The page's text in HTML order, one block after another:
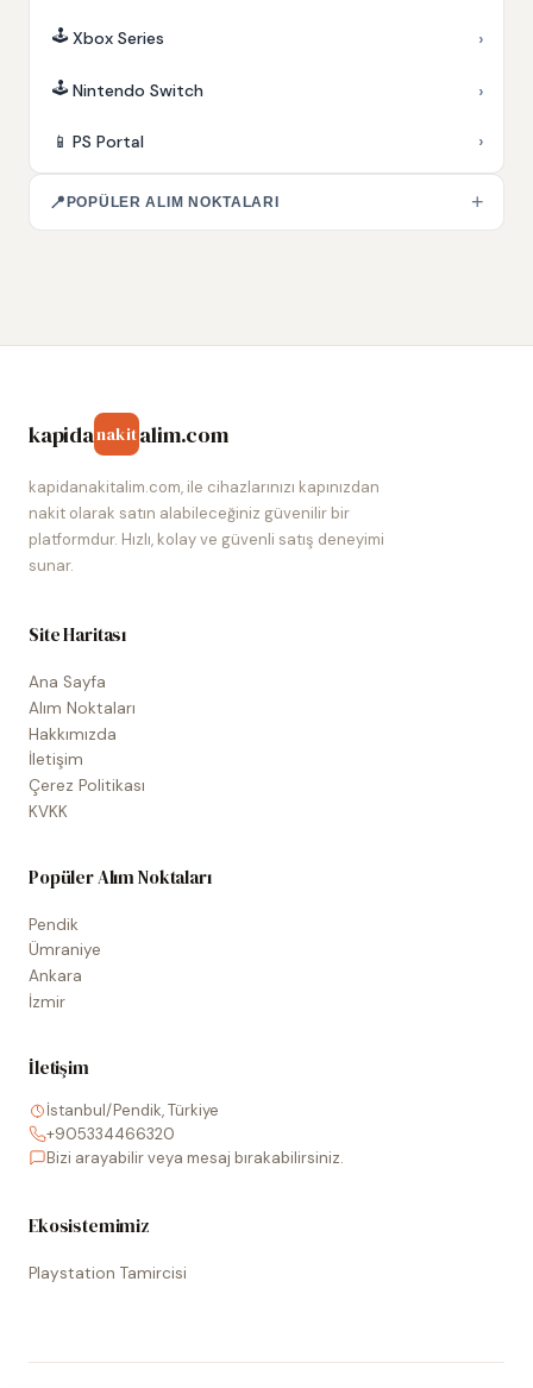
🕹️ Xbox Series ›
🕹️ Nintendo Switch ›
📱 PS Portal ›
📍 POPÜLER ALIM NOKTALARI +
kapidanakitalim.com
kapidanakitalim.com, ile cihazlarınızı kapınızdan
nakit olarak satın alabileceğiniz güvenilir bir
platformdur. Hızlı, kolay ve güvenli satış deneyimi
sunar.
Site Haritası
Ana Sayfa
Alım Noktaları
Hakkımızda
İletişim
Çerez Politikası
KVKK
Popüler Alım Noktaları
Pendik
Ümraniye
Ankara
İzmir
İletişim
İstanbul/Pendik, Türkiye
+905334466320
Bizi arayabilir veya mesaj bırakabilirsiniz.
Ekosistemimiz
Playstation Tamircisi